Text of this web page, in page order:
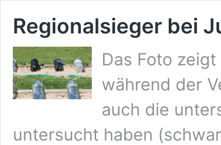
Regionalsieger bei
Das Foto
während der
auch die
untersucht haben